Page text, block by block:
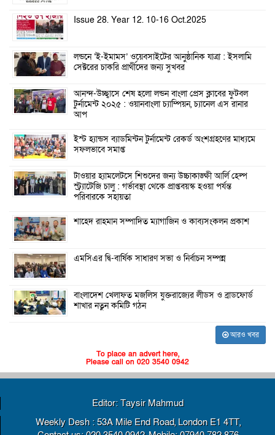
Issue 28. Year 12. 10-16 Oct.2025
লন্ডনে ‘ই-ইমামস’ ওয়েবসাইটের আনুষ্ঠানিক যাত্রা : ইসলামি
সেক্টরের চাকরি প্রার্থীদের জন্য সুখবর
আনন্দ-উচ্ছ্বাসে শেষ হলো লন্ডন বাংলা প্রেস ক্লাবের ফুটবল
টুর্নামেন্ট ২০২৫ : ওয়ানবাংলা চ্যাম্পিয়ন, চ্যানেল এস রানার
আপ
ইস্ট হ্যান্ডস ব্যাডমিন্টন টুর্নামেন্ট রেকর্ড অংশগ্রহণের মাধ্যমে
সফলভাবে সমাপ্ত
টাওয়ার হ্যামলেটসে শিশুদের জন্য উচ্চাকাঙ্ক্ষী আর্লি হেল্প
স্ট্র্যাটেজি চালু : গর্ভাবস্থা থেকে প্রাপ্তবয়স্ক হওয়া পর্যন্ত
পরিবারকে সহায়তা
শাহেদ রাহমান সম্পাদিত ম্যাগাজিন ও কাব্যসংকলন প্রকাশ
এমসিএর দ্বি-বার্ষিক সাধারণ সভা ও নির্বাচন সম্পন্ন
বাংলাদেশ খেলাফত মজলিস যুক্তরাজ্যের লীডস ও ব্রাডফোর্ড
শাখার নতুন কমিটি গঠন
আরও খবর
To place an advert here,
Please call on 020 3540 0942
Editor: Taysir Mahmud
Weekly Desh : 53A Mile End Road, London E1 4TT,